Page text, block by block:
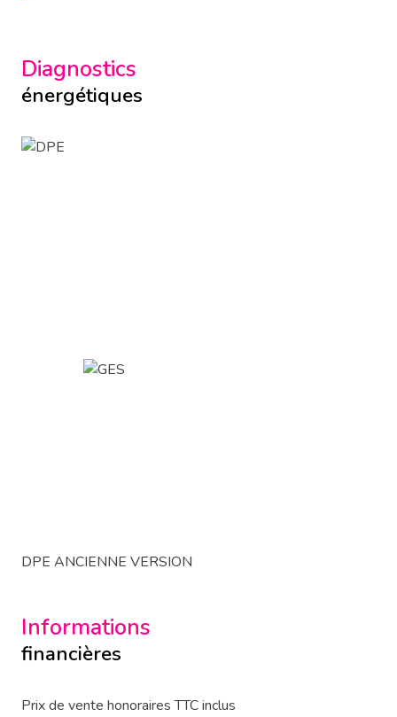
Diagnostics
énergétiques
DPE ANCIENNE VERSION
Informations
financières
Prix de vente honoraires TTC inclus